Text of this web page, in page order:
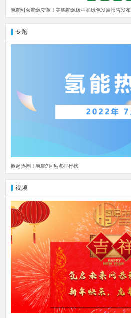
氢能引领能源变革！美锦能源碳中和绿色发展报告发布
专题
掀起热潮！氢能7月热点排行榜
视频